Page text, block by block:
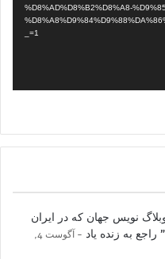
%D8%AD%D8%B2%D8%A8-
_=1
نویس جهان که در ایران
به زنده یاد
آگوست 4,